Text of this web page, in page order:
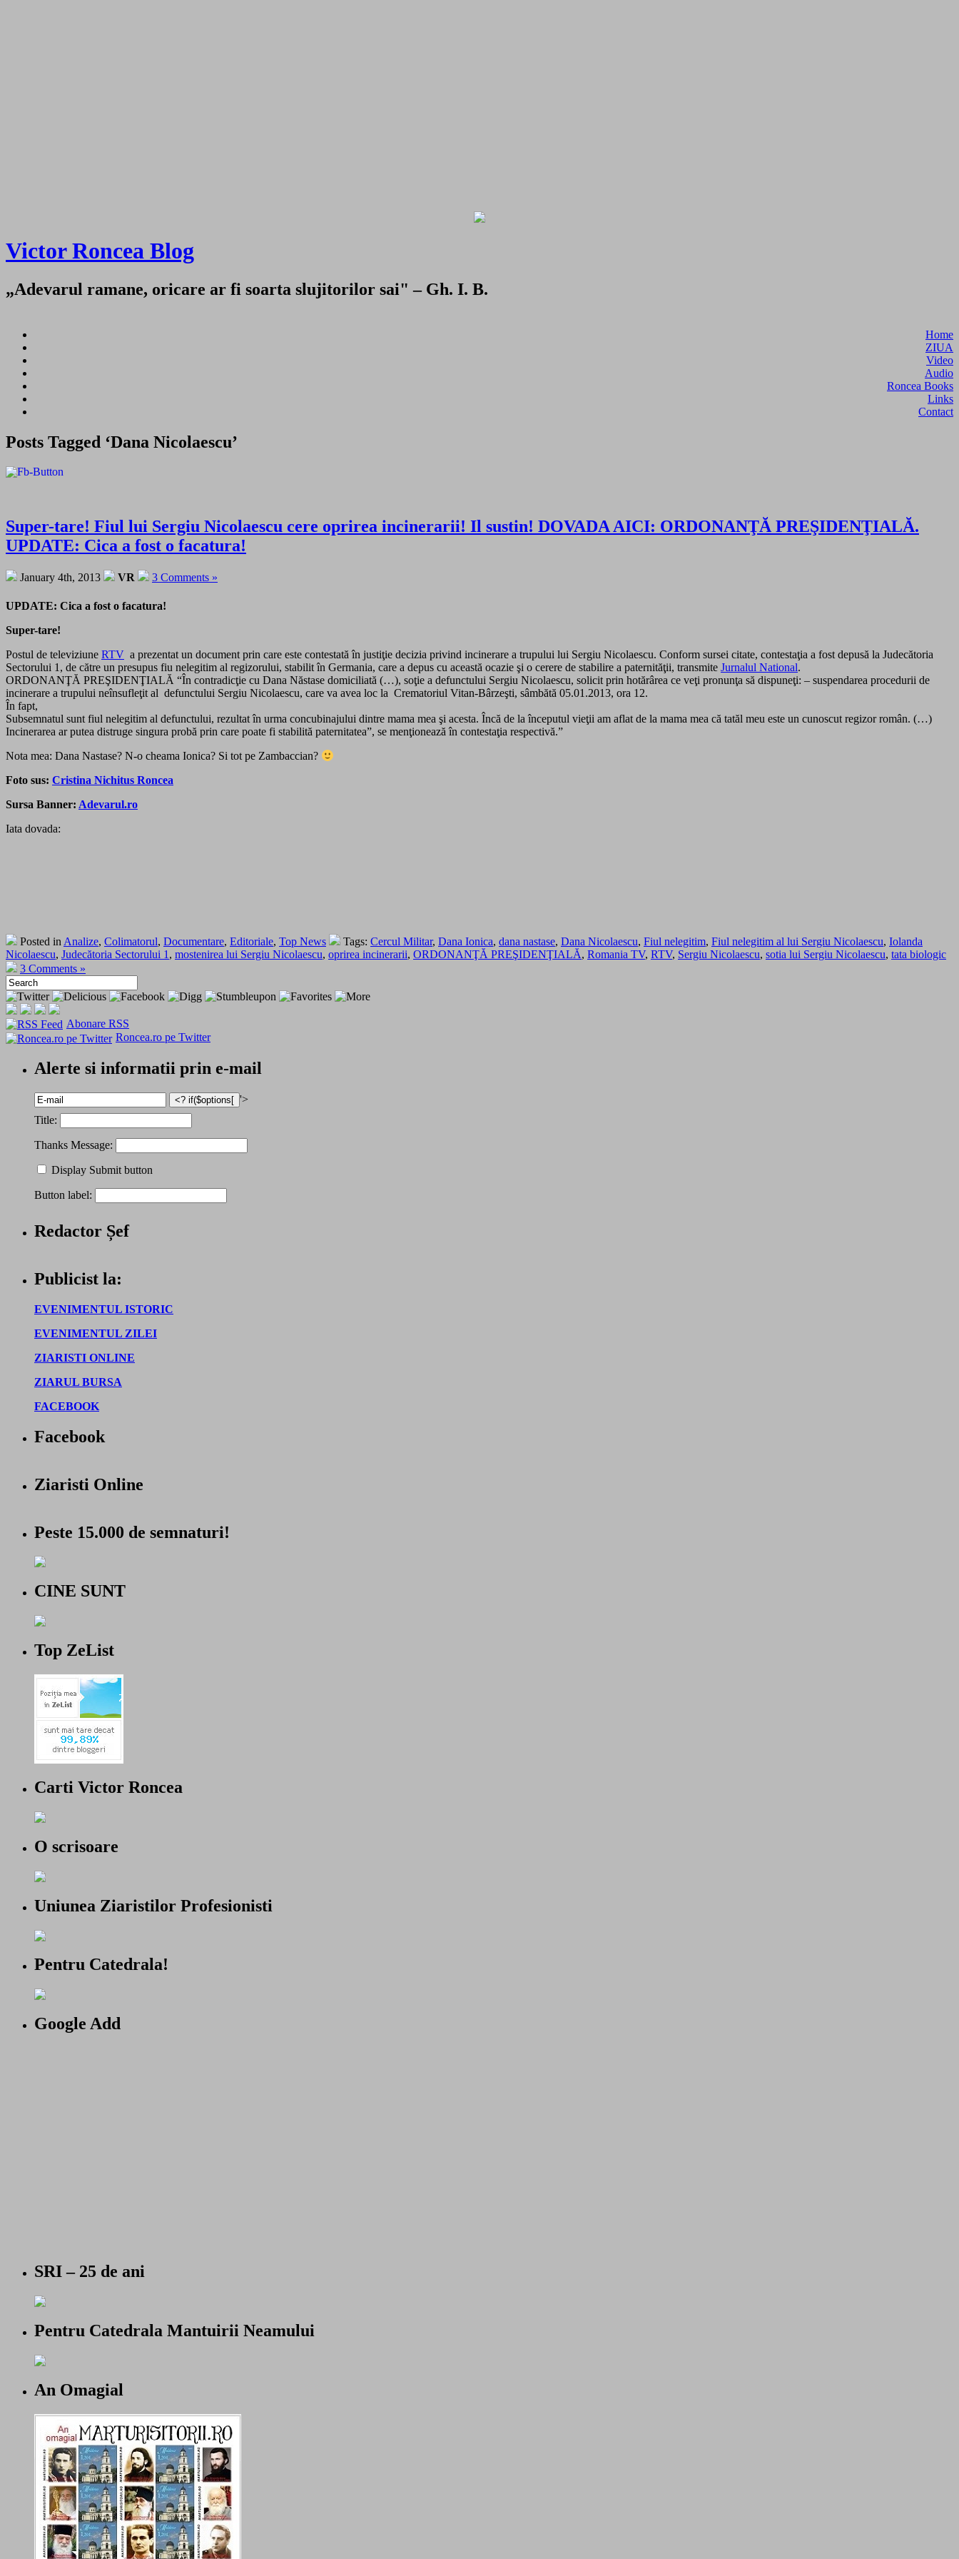
Victor Roncea Blog
„Adevarul ramane, oricare ar fi soarta slujitorilor sai" – Gh. I. B.
Home
ZIUA
Video
Audio
Roncea Books
Links
Contact
Posts Tagged ‘Dana Nicolaescu’
Super-tare! Fiul lui Sergiu Nicolaescu cere oprirea incinerarii! Il sustin! DOVADA AICI: ORDONANŢĂ PREŞIDENŢIALĂ.
UPDATE: Cica a fost o facatura!
January 4th, 2013 VR 3 Comments »
UPDATE: Cica a fost o facatura!
Super-tare!
Postul de televiziune RTV a prezentat un document prin care este contestată în justiţie decizia privind incinerare a trupului lui Sergiu Nicolaescu. Conform sursei citate, contestaţia a fost depusă la Judecătoria
Sectorului 1, de către un presupus fiu nelegitim al regizorului, stabilit în Germania, care a depus cu această ocazie şi o cerere de stabilire a paternităţii, transmite Jurnalul National.
ORDONANŢĂ PREŞIDENŢIALĂ “În contradicţie cu Dana Năstase domiciliată (…), soţie a defunctului Sergiu Nicolaescu, solicit prin hotărârea ce veţi pronunţa să dispuneţi: – suspendarea procedurii de
incinerare a trupului neînsufleţit al defunctului Sergiu Nicolaescu, care va avea loc la Crematoriul Vitan-Bârzeşti, sâmbătă 05.01.2013, ora 12.
În fapt,
Subsemnatul sunt fiul nelegitim al defunctului, rezultat în urma concubinajului dintre mama mea şi acesta. Încă de la începutul vieţii am aflat de la mama mea că tatăl meu este un cunoscut regizor român. (…)
Incinerarea ar putea distruge singura probă prin care poate fi stabilită paternitatea”, se menţionează în contestaţia respectivă.”
Nota mea: Dana Nastase? N-o cheama Ionica? Si tot pe Zambaccian?
Foto sus: Cristina Nichitus Roncea
Sursa Banner: Adevarul.ro
Iata dovada:
Posted in Analize, Colimatorul, Documentare, Editoriale, Top News Tags: Cercul Militar, Dana Ionica, dana nastase, Dana Nicolaescu, Fiul nelegitim, Fiul nelegitim al lui Sergiu Nicolaescu, Iolanda
Nicolaescu, Judecătoria Sectorului 1 , mostenirea lui Sergiu Nicolaescu, oprirea incinerarii, ORDONANŢĂ PREŞIDENŢIALĂ, Romania TV, RTV, Sergiu Nicolaescu, sotia lui Sergiu Nicolaescu, tata biologic
3 Comments »
Abonare RSS
Roncea.ro pe Twitter
Alerte si informatii prin e-mail
'>
Title:
Thanks Message:
Display Submit button
Button label:
Redactor Șef
Publicist la:
EVENIMENTUL ISTORIC
EVENIMENTUL ZILEI
ZIARISTI ONLINE
ZIARUL BURSA
FACEBOOK
Facebook
Ziaristi Online
Peste 15.000 de semnaturi!
CINE SUNT
Top ZeList
Carti Victor Roncea
O scrisoare
Uniunea Ziaristilor Profesionisti
Pentru Catedrala!
Google Add
SRI – 25 de ani
Pentru Catedrala Mantuirii Neamului
An Omagial